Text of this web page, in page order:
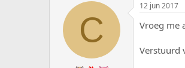
C
12 jun 2017
Vroeg me
Verstuurd